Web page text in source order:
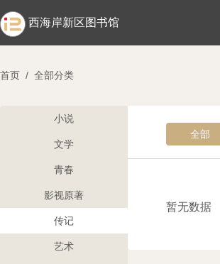
西海岸新区图书馆
首页 / 全部分类
小说
文学
青春
影视原著
传记
艺术
全部
暂无数据